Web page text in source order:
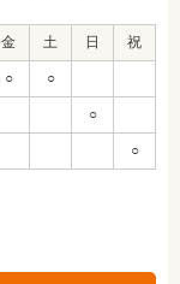
金 土 日 祝
○ ○
○
○